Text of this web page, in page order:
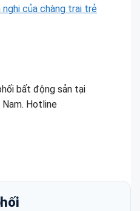
nghi của chàng trai trẻ
bất động sản tại
Hotline